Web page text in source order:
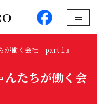
が働く会社 part１』
んたちが働く会